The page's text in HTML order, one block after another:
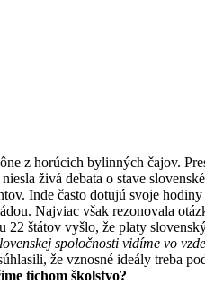
z horúcich bylinných čajov.
živá debata o stave
Inde často dotujú svoje
Najviac však rezonovala
štátov vyšlo, že platy
spoločnosti vidíme vo
že vznosné ideály treba
tichom školstvo?